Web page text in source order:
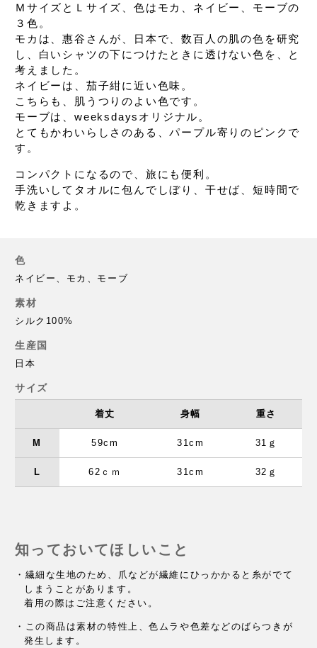
ＭサイズとＬサイズ、 色はモカ、ネイビー、モーブの
３色。
モカは、惠谷さんが、
日本で、数百人の肌の色を研究
し、 白いシャツの下につけたときに 透けない色を、と
考えました。
ネイビーは、茄子紺に近い色味。
こちらも、肌うつりのよい色です。
モーブは、weeksdaysオリジナル。
とてもかわいらしさのある、パープル寄りのピンクで
す。
コンパクトになるので、旅にも便利。
手洗いしてタオルに包んでしぼり、干せば、 短時間で
乾きますよ。
色
ネイビー、モカ、モーブ
素材
シルク100%
生産国
日本
サイズ
着丈 身幅 重さ
M 59cm 31cm 31ｇ
L 62ｃｍ 31cm 32ｇ
知っておいてほしいこと
・繊細な生地のため、爪などが繊維にひっかかると糸がでて
しまうことがあります。
着用の際はご注意ください。
・この商品は素材の特性上、色ムラや色差などのばらつきが
発生します。